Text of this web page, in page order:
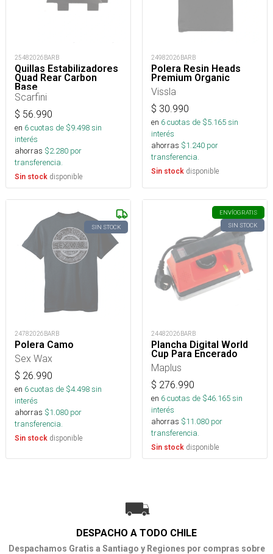
25482026BARB
Quillas Estabilizadores
Quad Rear Carbon
Base
Scarfini
$ 56.990
en 6cuotas de $9.498sin
interés
ahorras $2.280 por
transferencia.
Sin stock disponible
24982026BARB
Polera Resin Heads
Premium Organic
Vissla
$ 30.990
en 6cuotas de $5.165sin
interés
ahorras $1.240 por
transferencia.
Sin stock disponible
SIN STOCK
24782026BARB
Polera Camo
Sex Wax
$ 26.990
en 6cuotas de $4.498sin
interés
ahorras $1.080 por
transferencia.
Sin stock disponible
ENVÍOGRATIS
SIN STOCK
24482026BARB
Plancha Digital World
Cup Para Encerado
Maplus
$ 276.990
en 6cuotas de $46.165sin
interés
ahorras $11.080 por
transferencia.
Sin stock disponible
DESPACHO A TODO CHILE
Despachamos Gratis a Santiago y Regiones por compras sobre